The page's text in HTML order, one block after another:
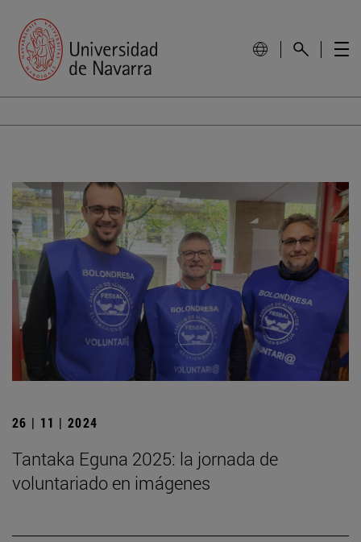
26 | 11 | 2024
Tantaka Eguna 2025: la jornada de
voluntariado en imágenes